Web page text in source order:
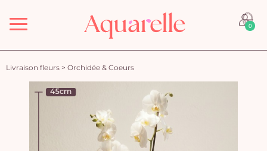
Menu 0
Livraison fleurs > Orchidée & Coeurs